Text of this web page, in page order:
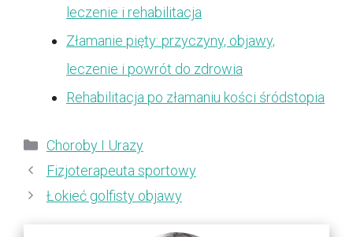
leczenie i rehabilitacja
Złamanie pięty: przyczyny, objawy,
leczenie i powrót do zdrowia
Rehabilitacja po złamaniu kości śródstopia
Kategorie
Choroby I Urazy
Fizjoterapeuta sportowy
Łokieć golfisty objawy